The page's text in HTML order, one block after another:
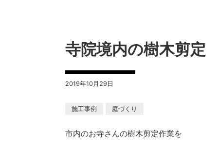
寺院境内の樹木剪定
2019年10月29日
施工事例 庭づくり
市内のお寺さんの樹木剪定作業を